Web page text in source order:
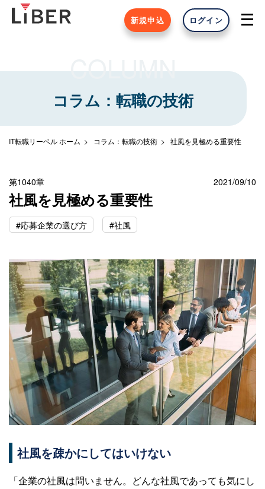
新規申込 ログイン
COLUMN
コラム：転職の技術
IT転職リーベル ホーム コラム：転職の技術 社風を見極める重要性
第1040章 2021/09/10
社風を見極める重要性
#応募企業の選び方 #社風
社風を疎かにしてはいけない
「企業の社風は問いません。どんな社風であっても気にし